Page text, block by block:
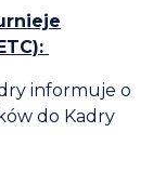
informuje o
do Kadry